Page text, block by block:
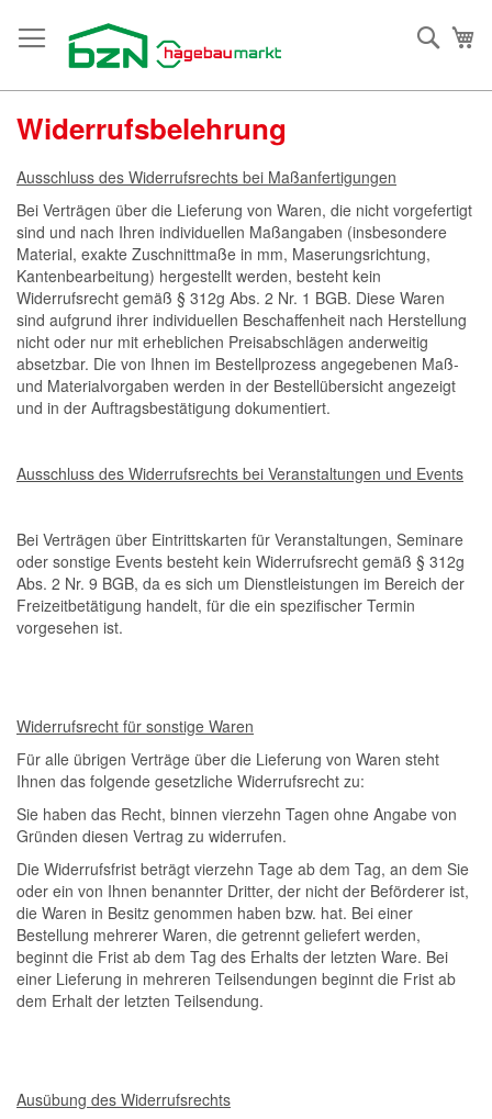
zum
Inhalt
Widerrufsbelehrung
Ausschluss des Widerrufsrechts bei Maßanfertigungen
Bei Verträgen über die Lieferung von Waren, die nicht vorgefertigt
sind und nach Ihren individuellen Maßangaben (insbesondere
Material, exakte Zuschnittmaße in mm, Maserungsrichtung,
Kantenbearbeitung) hergestellt werden, besteht kein
Widerrufsrecht gemäß § 312g Abs. 2 Nr. 1 BGB. Diese Waren
sind aufgrund ihrer individuellen Beschaffenheit nach Herstellung
nicht oder nur mit erheblichen Preisabschlägen anderweitig
absetzbar. Die von Ihnen im Bestellprozess angegebenen Maß-
und Materialvorgaben werden in der Bestellübersicht angezeigt
und in der Auftragsbestätigung dokumentiert.
Ausschluss des Widerrufsrechts bei Veranstaltungen und Events
Bei Verträgen über Eintrittskarten für Veranstaltungen, Seminare
oder sonstige Events besteht kein Widerrufsrecht gemäß § 312g
Abs. 2 Nr. 9 BGB, da es sich um Dienstleistungen im Bereich der
Freizeitbetätigung handelt, für die ein spezifischer Termin
vorgesehen ist.
Widerrufsrecht für sonstige Waren
Für alle übrigen Verträge über die Lieferung von Waren steht
Ihnen das folgende gesetzliche Widerrufsrecht zu:
Sie haben das Recht, binnen vierzehn Tagen ohne Angabe von
Gründen diesen Vertrag zu widerrufen.
Die Widerrufsfrist beträgt vierzehn Tage ab dem Tag, an dem Sie
oder ein von Ihnen benannter Dritter, der nicht der Beförderer ist,
die Waren in Besitz genommen haben bzw. hat. Bei einer
Bestellung mehrerer Waren, die getrennt geliefert werden,
beginnt die Frist ab dem Tag des Erhalts der letzten Ware. Bei
einer Lieferung in mehreren Teilsendungen beginnt die Frist ab
dem Erhalt der letzten Teilsendung.
Ausübung des Widerrufsrechts